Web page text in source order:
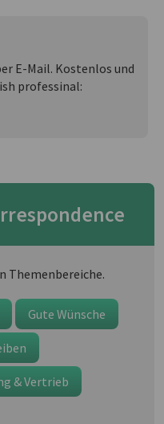
E-Mail. Kostenlos und
professinal:
Themenbereiche.
Gute Wünsche
& Vertrieb